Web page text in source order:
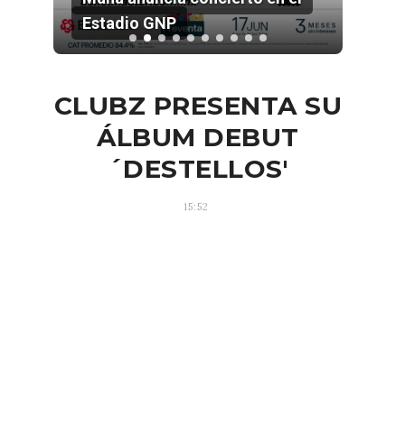
Estadio GNP
CLUBZ PRESENTA SU
ÁLBUM DEBUT
´DESTELLOS'
15:52